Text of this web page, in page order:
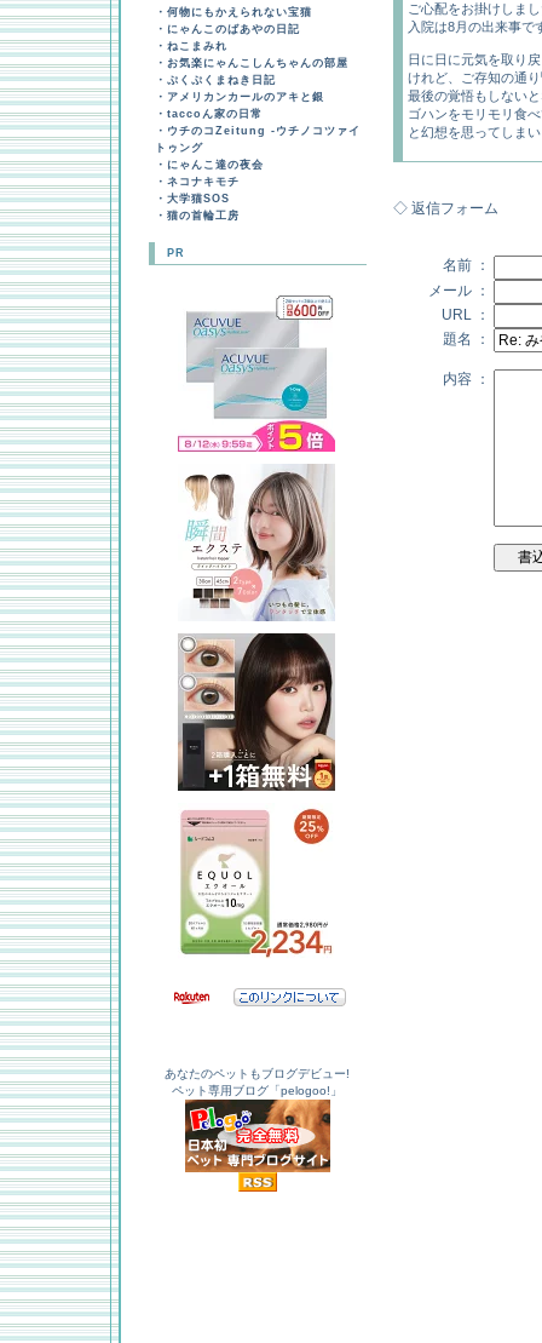
・ 何物にもかえられない宝猫
・ にゃんこのばあやの日記
・ ねこまみれ
・ お気楽にゃんこしんちゃんの部屋
・ ぷくぷくまねき日記
・ アメリカンカールのアキと銀
・ taccoん家の日常
・ ウチのコZeitung -ウチノコツァイ
トゥング
・ にゃんこ達の夜会
・ ネコナキモチ
・ 大学猫SOS
・ 猫の首輪工房
PR
あなたのペットもブログデビュー!
ペット専用ブログ「pelogoo!」
ご心配をお掛けしま
入院は8月の出来事で
日に日に元気を取り
けれど、ご存知の通
最後の覚悟もしない
ゴハンをモリモリ食
と幻想を思ってしま
◇ 返信フォーム
名前 ：
メール ：
URL ：
題名 ：
内容 ：